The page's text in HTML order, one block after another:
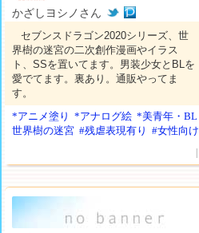
かざしヨシノさん
セブンスドラゴン2020シリーズ、世
界樹の迷宮の二次創作漫画やイラス
ト、SSを置いてます。男装少女とBLを
愛でてます。裏あり。通販やってま
す。
*アニメ塗り
*アナログ絵 *美青年・BL
世界樹の迷宮 #残虐表現有り #女性向け